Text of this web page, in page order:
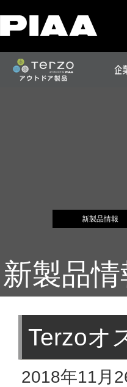
新製品情報
新製品情
Terzoオ
2018年11月